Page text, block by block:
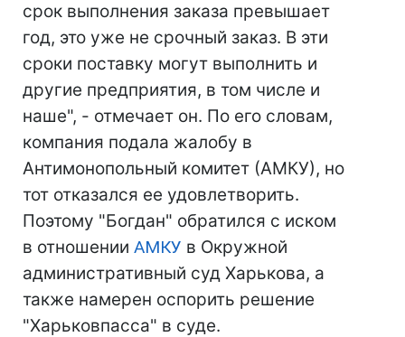
срок выполнения заказа превышает
год, это уже не срочный заказ. В эти
сроки поставку могут выполнить и
другие предприятия, в том числе и
наше", - отмечает он. По его словам,
компания подала жалобу в
Антимонопольный комитет (АМКУ), но
тот отказался ее удовлетворить.
Поэтому "Богдан" обратился с иском
в отношении АМКУ в Окружной
административный суд Харькова, а
также намерен оспорить решение
"Харьковпасса" в суде.